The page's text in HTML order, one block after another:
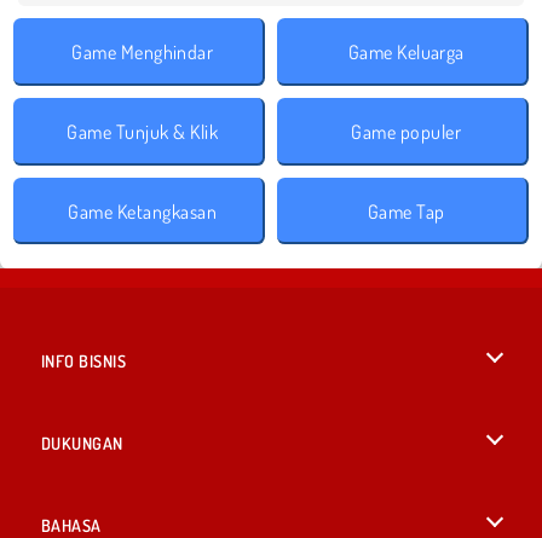
Game Menghindar Game Keluarga
Game Tunjuk & Klik Game populer
Game Ketangkasan Game Tap
INFO BISNIS
DUKUNGAN
BAHASA